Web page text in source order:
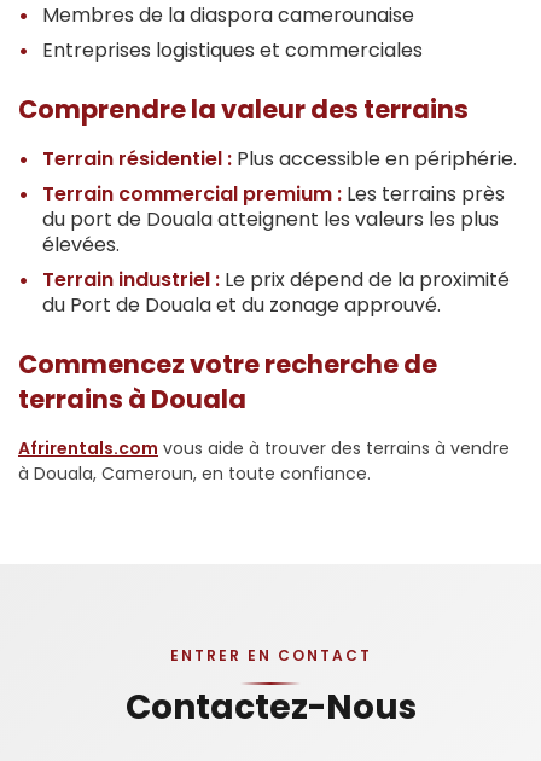
Membres de la diaspora camerounaise
Entreprises logistiques et commerciales
Comprendre la valeur des terrains
Terrain résidentiel : Plus accessible en périphérie.
Terrain commercial premium : Les terrains près
du port de Douala atteignent les valeurs les plus
élevées.
Terrain industriel : Le prix dépend de la proximité
du Port de Douala et du zonage approuvé.
Commencez votre recherche de
terrains à Douala
Afrirentals.com vous aide à trouver des terrains à vendre
à Douala, Cameroun, en toute confiance.
ENTRER EN CONTACT
Contactez-Nous